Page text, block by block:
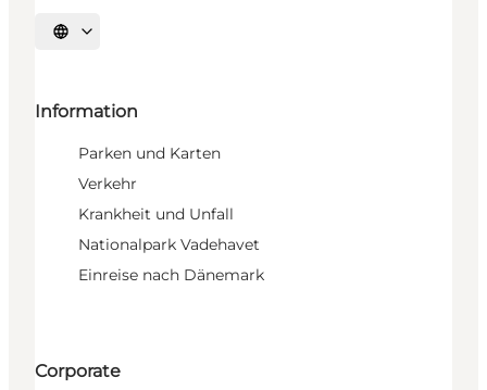
Sprache auswählen
Information
Parken und Karten
Verkehr
Krankheit und Unfall
Nationalpark Vadehavet
Einreise nach Dänemark
Corporate